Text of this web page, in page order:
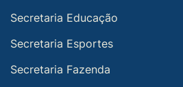
Secretaria Educação
Secretaria Esportes
Secretaria Fazenda